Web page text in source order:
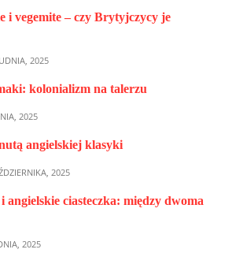
i vegemite – czy Brytyjczycy je
2025
kolonializm na talerzu
2025
angielskiej klasyki
2025
ciasteczka: między dwoma
2025